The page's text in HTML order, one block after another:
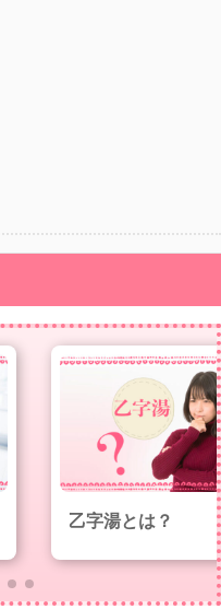
乙字湯とは？